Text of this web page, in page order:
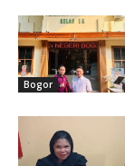
Bogor